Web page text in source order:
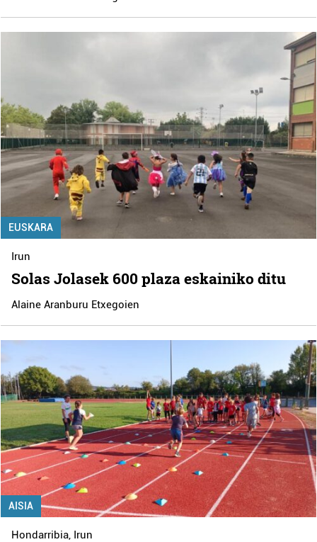
EUSKARA
Irun
Solas Jolasek 600 plaza eskainiko ditu
Alaine Aranburu Etxegoien
AISIA
Hondarribia, Irun